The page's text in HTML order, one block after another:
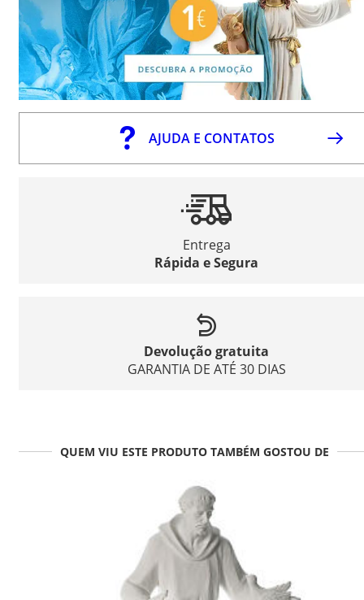
AJUDA E CONTATOS
Entrega
Rápida e Segura
Devolução gratuita
GARANTIA DE ATÉ 30 DIAS
QUEM VIU ESTE PRODUTO TAMBÉM GOSTOU DE